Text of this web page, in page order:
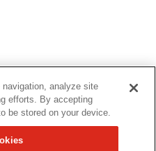
analyze site
efforts. By accepting
be stored on your device.